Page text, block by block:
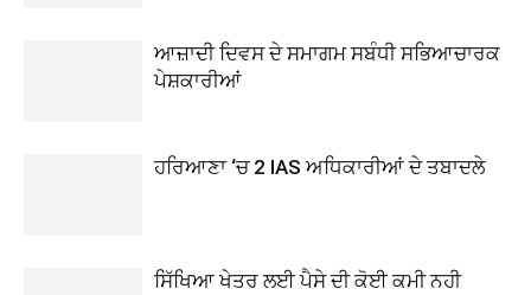
ਆਜ਼ਾਦੀ ਦਿਵਸ ਦੇ ਸਮਾਗਮ ਸਬੰਧੀ ਸਭਿਆਚਾਰਕ
ਪੇਸ਼ਕਾਰੀਆਂ
ਹਰਿਆਣਾ ‘ਚ 2 IAS ਅਧਿਕਾਰੀਆਂ ਦੇ ਤਬਾਦਲੇ
ਸਿੱਖਿਆ ਖੇਤਰ ਲਈ ਪੈਸੇ ਦੀ ਕੋਈ ਕਮੀ ਨਹੀ